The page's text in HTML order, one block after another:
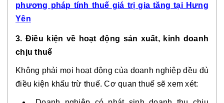
phương pháp tính thuế giá trị gia tăng tại Hưng
Yên
3. Điều kiện về hoạt động sản xuất, kinh doanh
chịu thuế
Không phải mọi hoạt động của doanh nghiệp đều đủ
điều kiện khấu trừ thuế. Cơ quan thuế sẽ xem xét: